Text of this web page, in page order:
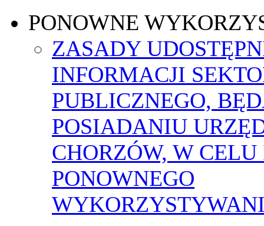
PONOWNE
ZASADY
INFORMACJI
PUBLICZNEGO,
POSIADANIU
CHORZÓW, W
PONOWNEGO